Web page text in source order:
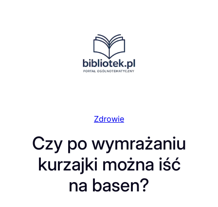
Zdrowie
Czy po wymrażaniu
kurzajki można iść
na basen?